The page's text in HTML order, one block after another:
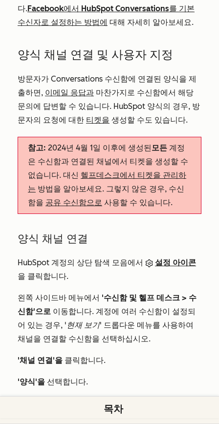
다.Facebook에서 HubSpot Conversations를 기본
수신자로 설정하는 방법에 대해 자세히 알아보세요.
양식 채널 연결 및 사용자 지정
방문자가 Conversations 수신함에 연결된 양식을 제
출하면, 이메일 응답과 마찬가지로 수신함에서 해당
문의에 답변할 수 있습니다. HubSpot 양식의 경우, 방
문자의 요청에 대한 티켓을 생성할 수도 있습니다.
참고: 2024년 4월 1일 이후에 생성된모든 계정
은 수신함과 연결된 채널에서 티켓을 생성할 수
없습니다. 대신 헬프데스크에서 티켓을 관리하
는 방법을 알아보세요. 그렇지 않은 경우, 수신
함을 공유 수신함으로 사용할 수 있습니다.
양식 채널 연결
HubSpot 계정의 상단 탐색 모음에서
설정 아이콘
을 클릭합니다.
왼쪽 사이드바 메뉴에서 '수신함 및 헬프 데스크 > 수
신함'으로 이동합니다. 계정에 여러 수신함이 설정되
어 있는 경우, '현재 보기' 드롭다운 메뉴를 사용하여
채널을 연결할 수신함을 선택하십시오.
'채널 연결'을 클릭합니다.
'양식'을 선택합니다.
기존 양식을 선택하거나 새 양식을 설정하세요:
목차